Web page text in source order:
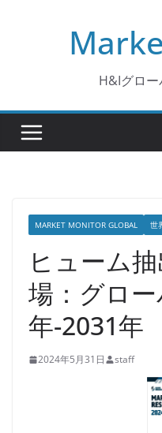
H&Iグロ
MARKET MONITOR GLOBAL 世
ヒューム
場：グロ
年-2031年
2024年5月31日 staff